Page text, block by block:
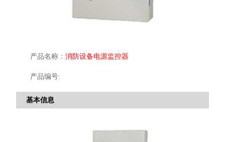
产品名称： 消防设备电源监控器
产品编号:
基本信息